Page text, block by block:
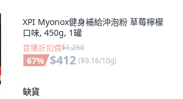
XPI Myonox健身補給沖泡粉 草莓檸檬
口味, 450g, 1罐
首購折扣價$1,250
67% $412 ($9.16/10g)
缺貨